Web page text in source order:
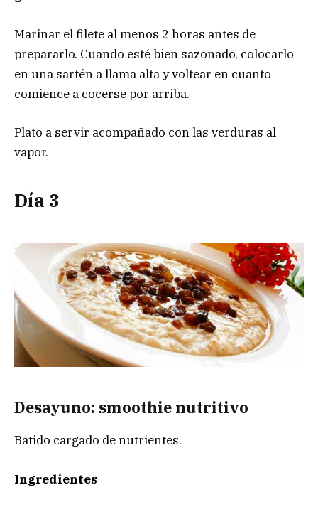
Marinar el filete al menos 2 horas antes de
prepararlo. Cuando esté bien sazonado, colocarlo
en una sartén a llama alta y voltear en cuanto
comience a cocerse por arriba.
Plato a servir acompañado con las verduras al
vapor.
Día 3
Desayuno: smoothie nutritivo
Batido cargado de nutrientes.
Ingredientes